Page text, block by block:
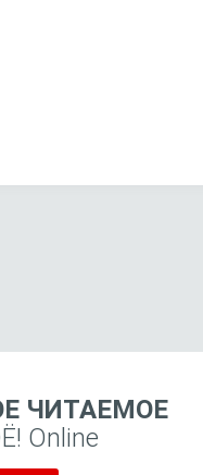
ЧИТАЕМОЕ
Online